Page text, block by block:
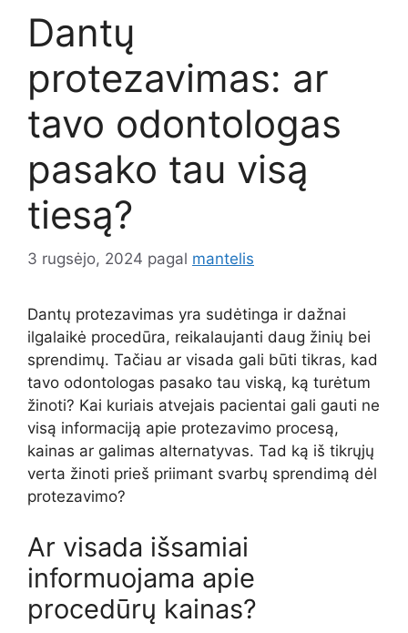
Dantų
protezavimas: ar
tavo odontologas
pasako tau visą
tiesą?
3 rugsėjo, 2024 pagal mantelis
Dantų protezavimas yra sudėtinga ir dažnai
ilgalaikė procedūra, reikalaujanti daug žinių bei
sprendimų. Tačiau ar visada gali būti tikras, kad
tavo odontologas pasako tau viską, ką turėtum
žinoti? Kai kuriais atvejais pacientai gali gauti ne
visą informaciją apie protezavimo procesą,
kainas ar galimas alternatyvas. Tad ką iš tikrųjų
verta žinoti prieš priimant svarbų sprendimą dėl
protezavimo?
Ar visada išsamiai
informuojama apie
procedūrų kainas?